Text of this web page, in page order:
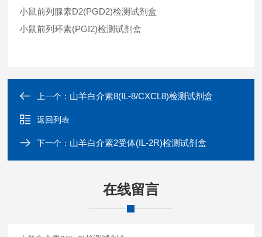
小鼠前列腺素D2(PGD2)检测试剂盒
小鼠前列环素(PGI2)检测试剂盒
上一个： 山羊白介素8(IL-8/CXCL8)检测试剂盒
返回列表
下一个： 山羊白介素2受体(IL-2R)检测试剂盒
在线留言